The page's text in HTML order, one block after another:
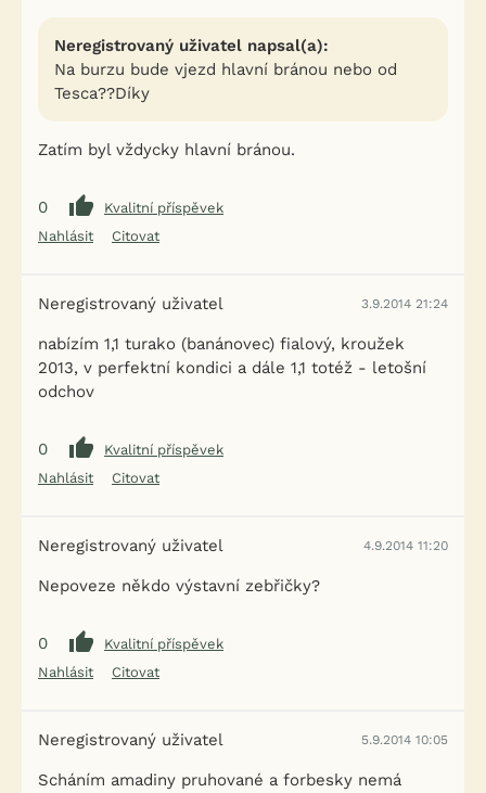
Neregistrovaný uživatel napsal(a):
Na burzu bude vjezd hlavní bránou nebo od
Tesca??Díky
Zatím byl vždycky hlavní bránou.
0
Kvalitní příspěvek
Nahlásit
Citovat
Neregistrovaný uživatel 3.9.2014 21:24
nabízím 1,1 turako (banánovec) fialový, kroužek
2013, v perfektní kondici a dále 1,1 totéž - letošní
odchov
0
Kvalitní příspěvek
Nahlásit
Citovat
Neregistrovaný uživatel 4.9.2014 11:20
Nepoveze někdo výstavní zebřičky?
0
Kvalitní příspěvek
Nahlásit
Citovat
Neregistrovaný uživatel 5.9.2014 10:05
Scháním amadiny pruhované a forbesky nemá